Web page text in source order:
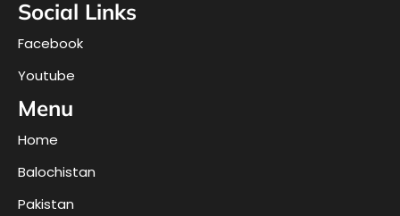
Social Links
Facebook
Youtube
Menu
Home
Balochistan
Pakistan